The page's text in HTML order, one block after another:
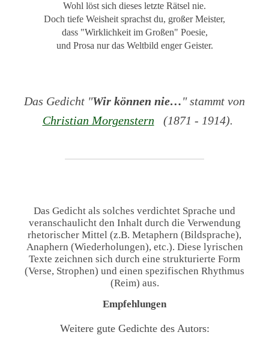
Wohl löst sich dieses letzte Rätsel nie.
Doch tiefe Weisheit sprachst du, großer Meister,
dass "Wirklichkeit im Großen" Poesie,
und Prosa nur das Weltbild enger Geister.
Das Gedicht "Wir können nie…" stammt von
Christian Morgenstern (1871 - 1914).
Das Gedicht als solches verdichtet Sprache und
veranschaulicht den Inhalt durch die Verwendung
rhetorischer Mittel (z.B. Metaphern (Bildsprache),
Anaphern (Wiederholungen), etc.). Diese lyrischen
Texte zeichnen sich durch eine strukturierte Form
(Verse, Strophen) und einen spezifischen Rhythmus
(Reim) aus.
Empfehlungen
Weitere gute Gedichte des Autors: